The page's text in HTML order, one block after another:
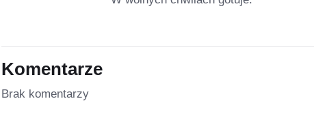
Komentarze
Brak komentarzy